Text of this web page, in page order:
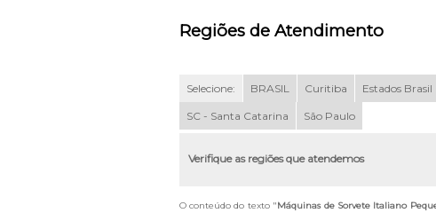
Regiões de Atendimento
Selecione: BRASIL Curitiba Estados Brasil
SC - Santa Catarina São Paulo
Verifique as regiões que atendemos
O conteúdo do texto "Máquinas de Sorvete Italiano